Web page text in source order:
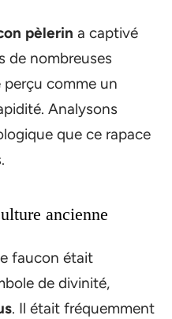
pèlerin a captivé
de nombreuses
comme un
Analysons
que ce rapace
ancienne
faucon était
de divinité,
. Il était fréquemment